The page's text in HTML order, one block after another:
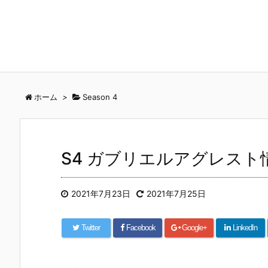
ホーム > Season 4
S4 ガブリエルアグレスト
2021年7月23日 2021年7月25日
Twitter Facebook Google+ LinkedIn